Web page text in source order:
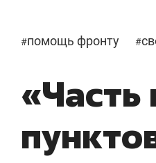
#помощь фронту #
«Часть